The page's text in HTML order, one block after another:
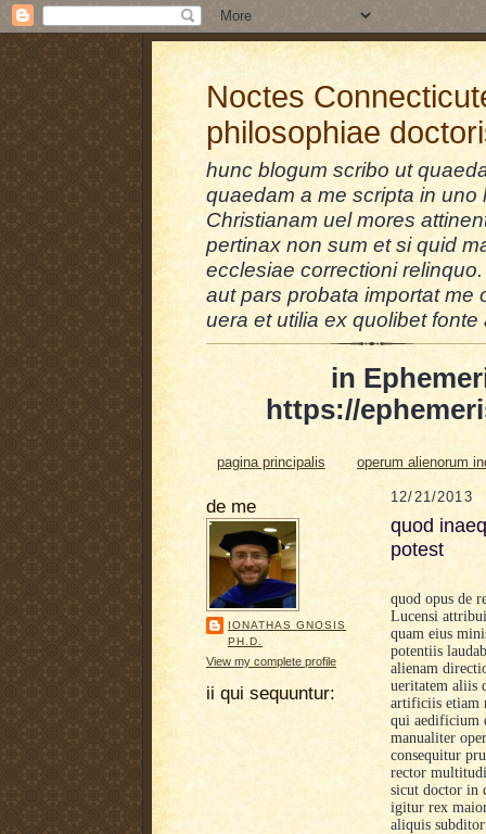
Noctes
philosophiae
hunc blogum scribo ut
quaedam a me scripta in
Christianam uel mores
pertinax non sum et si quid
ecclesiae correctioni
aut pars probata importat me
uera et utilia ex quolibet fonte
in
https://
pagina principalis operum alienorum
de me
IONATHAS GNOSIS
PH.D.
View my complete profile
ii qui sequuntur:
12/21/2013
quod
potest
quod opus de
Lucensi
quam eius
potentiis
alienam
ueritatem aliis
artificiis etiam
qui aedificium
manualiter
consequitur
rector
sicut doctor in
igitur rex
aliquis